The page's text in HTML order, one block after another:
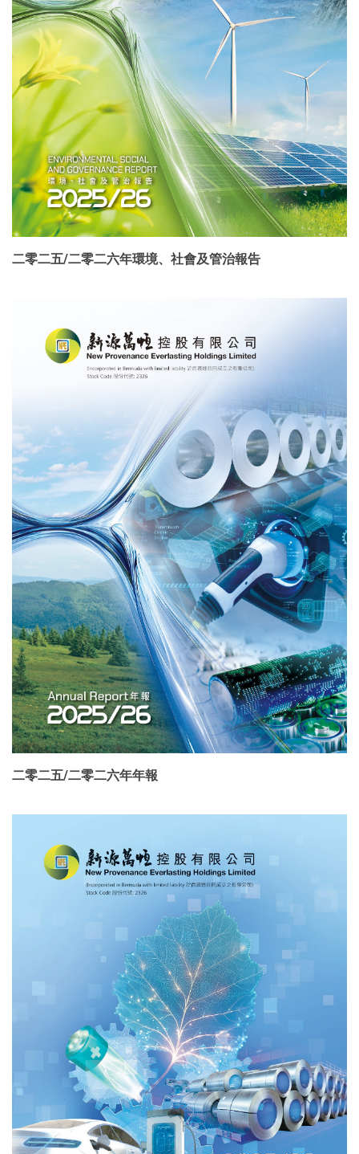
二零二五/二零二六年環境、社會及管治報告
二零二五/二零二六年年報